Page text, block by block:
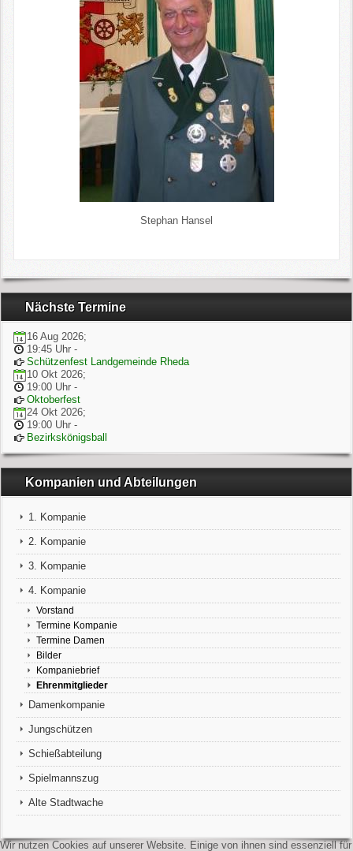
Stephan Hansel
Nächste Termine
16 Aug 2026;
19:45 Uhr-
Schützenfest Landgemeinde Rheda
10 Okt 2026;
19:00 Uhr-
Oktoberfest
24 Okt 2026;
19:00 Uhr-
Bezirkskönigsball
Kompanien und Abteilungen
1. Kompanie
2. Kompanie
3. Kompanie
4. Kompanie
Vorstand
Termine Kompanie
Termine Damen
Bilder
Kompaniebrief
Ehrenmitglieder
Damenkompanie
Jungschützen
Schießabteilung
Spielmannszug
Alte Stadtwache
Wir nutzen Cookies auf unserer Website. Einige von ihnen sind essenziell für